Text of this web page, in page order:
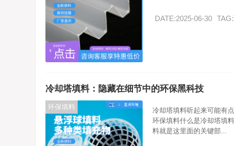
DATE:2025-06-30 TAG:
冷却塔填料：隐藏在细节中的环保黑科技
环保填料
冷却塔填料听起来可能有
环保填料什么是冷却塔填
料就是这里面的关键部...